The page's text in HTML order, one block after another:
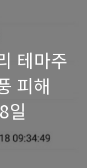
테마주
피해
일